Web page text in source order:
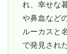
れ、幸せな
や鼻血など
ルーカスと
で発見され